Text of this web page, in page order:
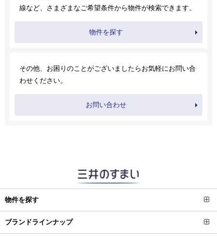
線など、さまざまなご希望条件から物件が検索できます。
物件を探す
その他、お困りのことがございましたらお気軽にお問い合
わせください。
お問い合わせ
物件を探す
ブランドラインナップ